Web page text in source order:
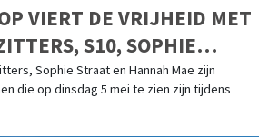
VIERT DE VRIJHEID MET
S10, SOPHIE
Sophie Straat en Hannah Mae zijn
die op dinsdag 5 mei te zien zijn tijdens